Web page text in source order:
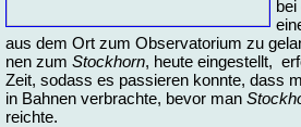
aus dem Ort zum Ob­ser­va­to­ri­um zu
nen zum Stock­horn, heu­te ein­ge­stellt,
Zeit, so­dass es pas­sie­ren konn­te, dass
in Bah­nen ver­brach­te, be­vor man
reich­te.